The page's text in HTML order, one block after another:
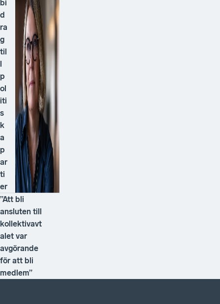
bi
d
ra
g
til
l
p
ol
iti
s
k
a
p
ar
ti
er
”Att bli
ansluten till
kollektivavt
alet var
avgörande
för att bli
medlem”